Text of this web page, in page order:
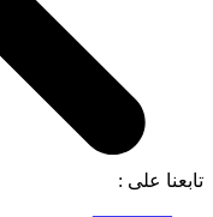
تابعنا على :